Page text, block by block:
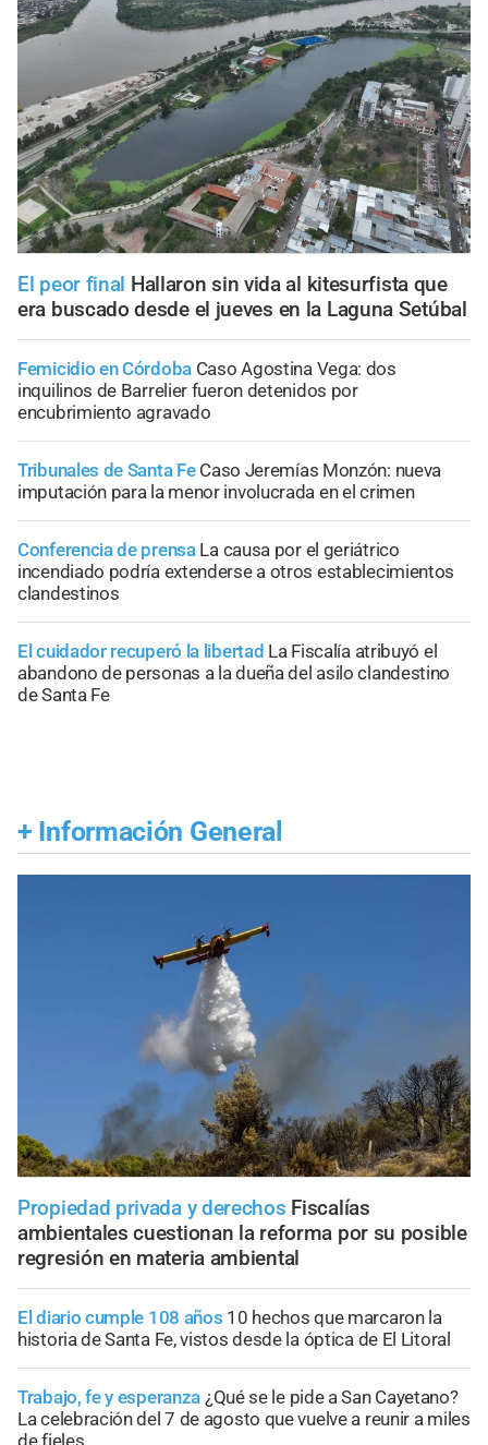
El peor final Hallaron sin vida al kitesurfista que
era buscado desde el jueves en la Laguna Setúbal
Femicidio en Córdoba Caso Agostina Vega: dos
inquilinos de Barrelier fueron detenidos por
encubrimiento agravado
Tribunales de Santa Fe Caso Jeremías Monzón: nueva
imputación para la menor involucrada en el crimen
Conferencia de prensa La causa por el geriátrico
incendiado podría extenderse a otros establecimientos
clandestinos
El cuidador recuperó la libertad La Fiscalía atribuyó el
abandono de personas a la dueña del asilo clandestino
de Santa Fe
+ Información General
Propiedad privada y derechos Fiscalías
ambientales cuestionan la reforma por su posible
regresión en materia ambiental
El diario cumple 108 años 10 hechos que marcaron la
historia de Santa Fe, vistos desde la óptica de El Litoral
Trabajo, fe y esperanza ¿Qué se le pide a San Cayetano?
La celebración del 7 de agosto que vuelve a reunir a miles